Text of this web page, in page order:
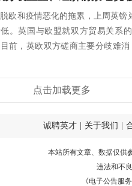
欧和疫情恶化的拖累，上周英镑
。英国与欧盟就双方贸易关系
前，英欧双方磋商主要分歧难
点击加载更多
诚聘英才 关于我们
本站所有文章、数据仅供
违法和不
《电子公告服务